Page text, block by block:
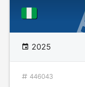
2025
446043